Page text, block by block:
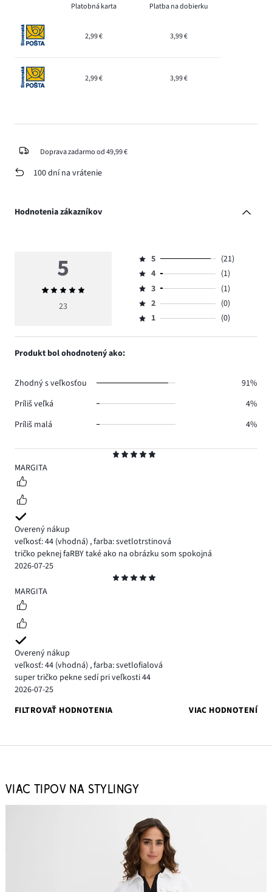
Platobná karta Platba na dobierku
2,99 € 3,99 €
2,99 € 3,99 €
Doprava zadarmo od 49,99 €
100 dní na vrátenie
Hodnotenia zákazníkov
5
MARGITA
Overený nákup
veľkosť: 44 (vhodná) ,farba: svetlotrstinová
tričko peknej faRBY také ako na obrázku som spokojná
2026-07-25
5
MARGITA
Overený nákup
veľkosť: 44 (vhodná) ,farba: svetlofialová
super tričko pekne sedí pri veľkosti 44
2026-07-25
FILTROVAŤ HODNOTENIA
VIAC HODNOTENÍ
5
Priemerné
hodnotenie
23
Hodnotenie
5,
počet
hlasov
21.
5
(21)
Hodnotenie
4,
počet
hlasov
4
(1)
Hodnotenie
3,
počet
3
(1)
Hodnotenie
2,
2
(0)
Hodnotenie
1,
1 (0)
Produkt bol ohodnotený ako:
Zhodný s veľkosťou
91%
Príliš veľká
4%
Príliš malá
4%
VIAC TIPOV NA STYLINGY